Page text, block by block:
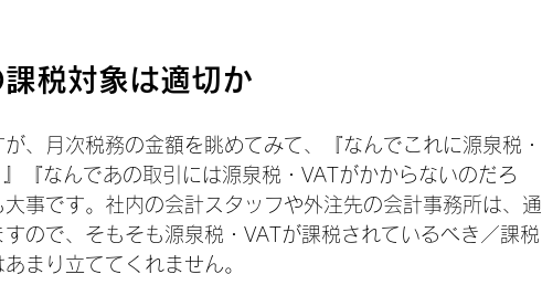
税対象は適切か
、月次税務の金額を眺めてみて、『なんでこれに源泉税・
『なんであの取引には源泉税・VATがかからないのだろ
事です。社内の会計スタッフや外注先の会計事務所は、通
ので、そもそも源泉税・VATが課税されているべき／課税
まり立ててくれません。